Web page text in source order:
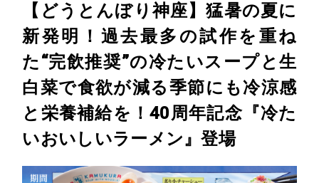
【どうとんぼり神座】猛暑の夏に
新発明！過去最多の試作を重ね
た“完飲推奨”の冷たいスープと生
白菜で食欲が減る季節にも冷涼感
と栄養補給を！40周年記念『冷た
いおいしいラーメン』登場